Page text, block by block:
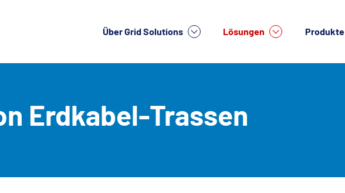
Über Grid Solutions Lösungen Produkte
Erdkabel-Trassen